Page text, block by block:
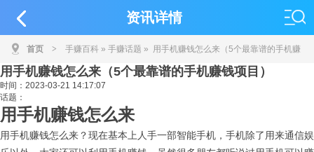
资讯详情
首页 > 手赚百科 » 手赚话题 » 用手机赚钱怎么来（5个最靠谱的手机赚
钱项目）
用手机赚钱怎么来（5个最靠谱的手机赚钱项目）
时间： 2023-03-21 14:17:07
话题：
用手机赚钱怎么来
用手机赚钱怎么来？现在基本上人手一部智能手机，手机除了用来通信娱